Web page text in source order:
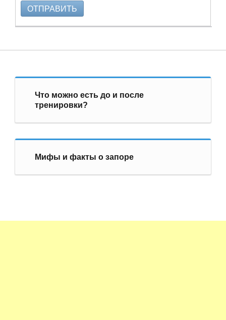
ОТПРАВИТЬ
Что можно есть до и после
тренировки?
Мифы и факты о запоре